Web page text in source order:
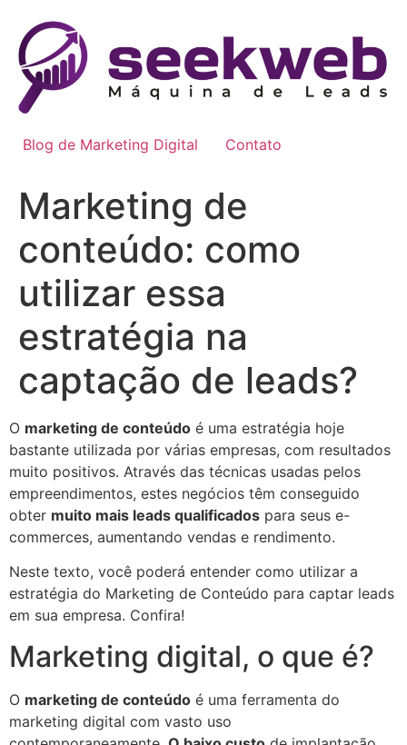
para
conteúdo
Blog de Marketing Digital Contato
Marketing de
conteúdo: como
utilizar essa
estratégia na
captação de leads?
O marketing de conteúdo é uma estratégia hoje
bastante utilizada por várias empresas, com resultados
muito positivos. Através das técnicas usadas pelos
empreendimentos, estes negócios têm conseguido
obter muito mais leads qualificados para seus e-
commerces, aumentando vendas e rendimento.
Neste texto, você poderá entender como utilizar a
estratégia do Marketing de Conteúdo para captar leads
em sua empresa. Confira!
Marketing digital, o que é?
O marketing de conteúdo é uma ferramenta do
marketing digital com vasto uso